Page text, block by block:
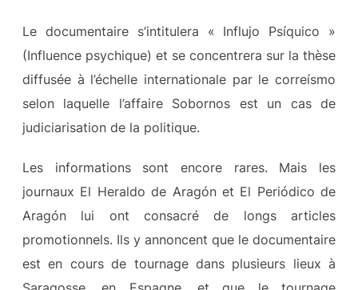
Le documentaire s’intitulera « Influjo Psíquico »
(Influence psychique) et se concentrera sur la thèse
diffusée à l’échelle internationale par le correísmo
selon laquelle l’affaire Sobornos est un cas de
judiciarisation de la politique.
Les informations sont encore rares. Mais les
journaux El Heraldo de Aragón et El Periódico de
Aragón lui ont consacré de longs articles
promotionnels. Ils y annoncent que le documentaire
est en cours de tournage dans plusieurs lieux à